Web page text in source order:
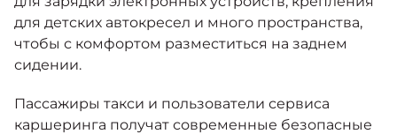
для детских автокресел и много пространства,
чтобы с комфортом разместиться на заднем
сидении.
Пассажиры такси и пользователи сервиса
каршеринга получат современные безопасные